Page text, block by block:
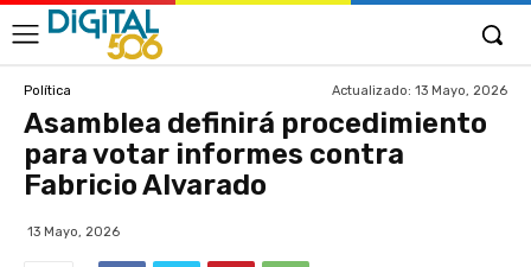
Política Actualizado: 13 Mayo, 2026
Asamblea definirá procedimiento
para votar informes contra
Fabricio Alvarado
13 Mayo, 2026